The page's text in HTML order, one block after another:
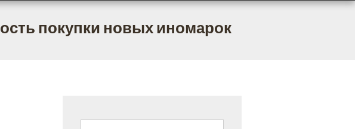
покупки новых иномарок
Найти: